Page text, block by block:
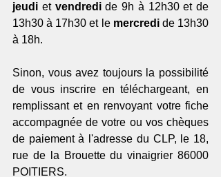
jeudi et vendredi de 9h à 12h30 et de
13h30 à 17h30 et le mercredi de 13h30
à 18h.
Sinon, vous avez toujours la possibilité
de vous inscrire en téléchargeant, en
remplissant et en renvoyant votre fiche
accompagnée de votre ou vos chèques
de paiement à l'adresse du CLP, le 18,
rue de la Brouette du vinaigrier 86000
POITIERS.